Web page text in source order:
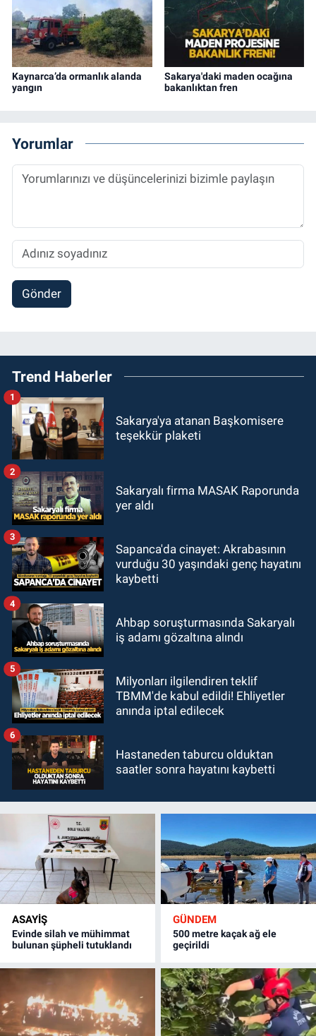
Kaynarca’da ormanlık alanda
yangın
Sakarya'daki maden ocağına
bakanlıktan fren
Yorumlar
Gönder
Trend Haberler
Sakarya'ya atanan Başkomisere
teşekkür plaketi
1
Sakaryalı firma MASAK Raporunda
yer aldı
2
Sapanca'da cinayet: Akrabasının
vurduğu 30 yaşındaki genç hayatını
kaybetti
3
Ahbap soruşturmasında Sakaryalı
iş adamı gözaltına alındı
4
Milyonları ilgilendiren teklif
TBMM'de kabul edildi! Ehliyetler
anında iptal edilecek
5
Hastaneden taburcu olduktan
saatler sonra hayatını kaybetti
6
ASAYİŞ
Evinde silah ve mühimmat
bulunan şüpheli tutuklandı
GÜNDEM
500 metre kaçak ağ ele
geçirildi